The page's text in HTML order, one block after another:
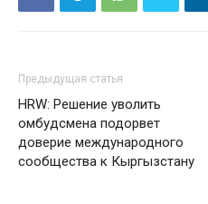
Предыдущая статья
HRW: Решение уволить
омбудсмена подорвет
доверие международного
сообщества к Кыргызстану